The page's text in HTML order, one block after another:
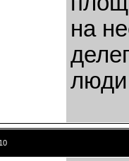
на
люди